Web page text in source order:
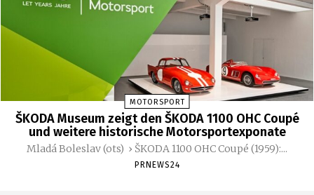
MOTORSPORT
ŠKODA Museum zeigt den ŠKODA 1100 OHC Coupé
und weitere historische Motorsportexponate
Mladá Boleslav (ots) › ŠKODA 1100 OHC Coupé (1959):...
PRNEWS24